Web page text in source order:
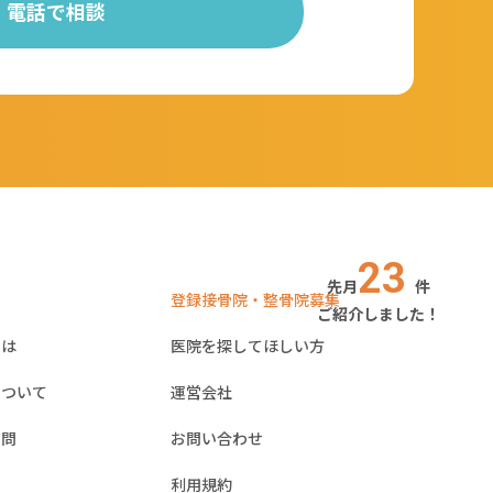
電話で相談
先月23 件
ご紹介しました！
いて
登録接骨院・整骨院募集
医院を探してほしい方
運営会社
お問い合わせ
利用規約